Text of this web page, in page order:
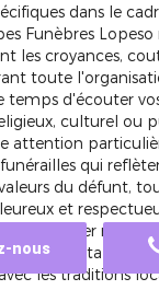
dans le
Funèbres Lopeso
les croyances,
toute
temps d'écouter
culturel ou
attention
funérailles qui
du défunt,
et
à adapter nos
soit
les traditions
nous